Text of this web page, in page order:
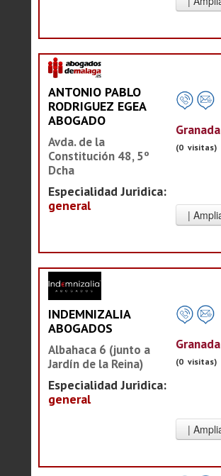
ANTONIO PABLO
RODRIGUEZ EGEA
ABOGADO
Avda. de la
Constitución 48, 5º
Dcha
Especialidad Juridica:
general
Granada
(0 visitas)
INDEMNIZALIA
ABOGADOS
Albahaca 6 (junto a
Jardín de la Reina)
Especialidad Juridica:
general
Granada
(0 visitas)